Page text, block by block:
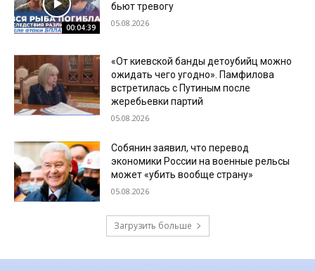
00:04:39
бьют тревогу
05.08.2026
«От киевской банды детоубийц можно
ожидать чего угодно». Памфилова
встретилась с Путиным после
жеребьевки партий
05.08.2026
Собянин заявил, что перевод
экономики России на военные рельсы
может «убить вообще страну»
05.08.2026
Загрузить больше